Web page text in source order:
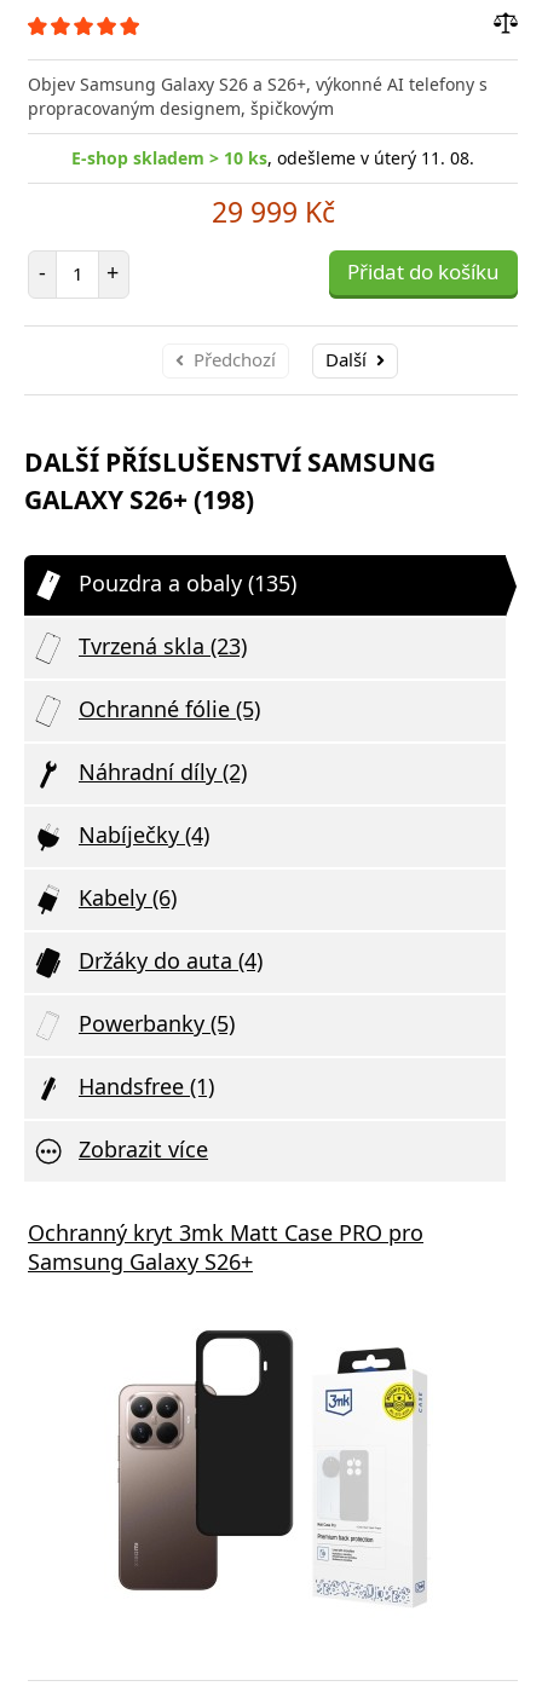
Objev Samsung Galaxy S26 a S26+, výkonné AI telefony s
propracovaným designem, špičkovým
E-shop skladem > 10 ks, odešleme v úterý 11. 08.
29 999 Kč
- Počet položek
+ Přidat do košíku
Předchozí Další
DALŠÍ PŘÍSLUŠENSTVÍ SAMSUNG
GALAXY S26+ (198)
Pouzdra a obaly (135)
Tvrzená skla (23)
Ochranné fólie (5)
Náhradní díly (2)
Nabíječky (4)
Kabely (6)
Držáky do auta (4)
Powerbanky (5)
Handsfree (1)
Zobrazit více
Ochranný kryt 3mk Matt Case PRO pro
Samsung Galaxy S26+